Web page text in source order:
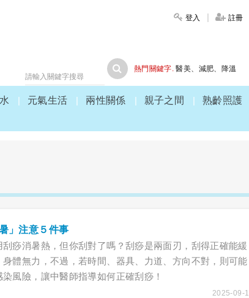
登入 註冊
熱門關鍵字. 醫美、 減肥、 降溫
元氣生活 兩性關係 親子之間 熟齡照護
」注意５件事
痧消暑熱，但你刮對了嗎？刮痧是兩面刃，刮得正確能緩
體無力，不過，若時間、器具、力道、方向不對，則可能
風險，讓中醫師指導如何正確刮痧！
2025-09-